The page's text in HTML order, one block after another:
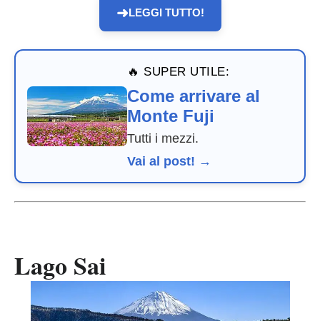
➜ LEGGI TUTTO!
🔥 SUPER UTILE:
Come arrivare al
Monte Fuji
Tutti i mezzi.
Vai al post! →
Lago Sai